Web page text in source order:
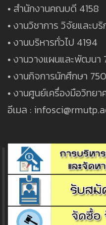
• สำนักงานคณบดี 4158
• งานวิชาการ วิจัยและบ
• งานบริหารทั่วไป 4194
• งานวางแผนและพัฒนา
• งานกิจการนักศึกษา
• งานศูนย์เครื่องมือวิทย
อีเมล :